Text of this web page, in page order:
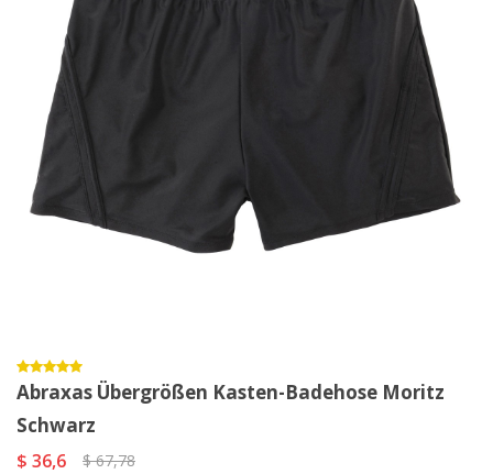
Abraxas Übergrößen Kasten-Badehose Moritz
Schwarz
$ 36,6
$ 67,78